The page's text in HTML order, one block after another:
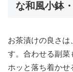
な和風小鉢
お茶漬けの良さは
す。合わせる副菜
ホッと落ち着かせ